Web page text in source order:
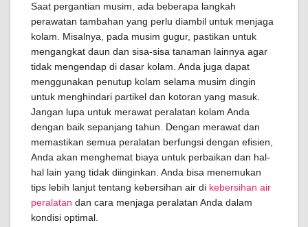
Saat pergantian musim, ada beberapa langkah
perawatan tambahan yang perlu diambil untuk menjaga
kolam. Misalnya, pada musim gugur, pastikan untuk
mengangkat daun dan sisa-sisa tanaman lainnya agar
tidak mengendap di dasar kolam. Anda juga dapat
menggunakan penutup kolam selama musim dingin
untuk menghindari partikel dan kotoran yang masuk.
Jangan lupa untuk merawat peralatan kolam Anda
dengan baik sepanjang tahun. Dengan merawat dan
memastikan semua peralatan berfungsi dengan efisien,
Anda akan menghemat biaya untuk perbaikan dan hal-
hal lain yang tidak diinginkan. Anda bisa menemukan
tips lebih lanjut tentang kebersihan air di kebersihan air
peralatan dan cara menjaga peralatan Anda dalam
kondisi optimal.